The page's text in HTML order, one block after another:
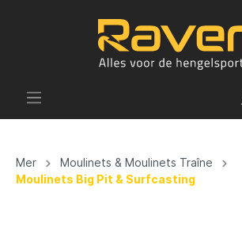
Mer
Moulinets & Moulinets Traîne
Moulinets Big Pit & Surfcasting